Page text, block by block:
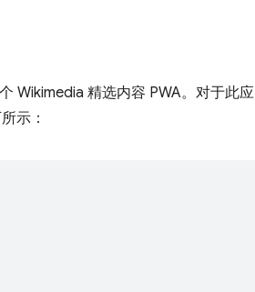
Wikimedia 精选内容 PWA。对于此应
示：